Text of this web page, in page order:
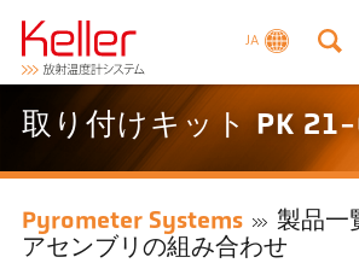
JA
取り付けキット PK
Pyrometer Systems
製品一
アセンブリの組み合わせ